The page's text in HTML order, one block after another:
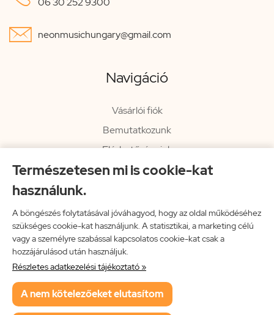
Természetesen mi is cookie-kat
használunk.
A böngészés folytatásával jóváhagyod, hogy az oldal működéséhez
szükséges cookie-kat használjunk. A statisztikai, a marketing célú
vagy a személyre szabással kapcsolatos cookie-kat csak a
hozzájárulásod után használjuk.
Részletes adatkezelési tájékoztató »
A nem kötelezőeket elutasítom
 neonmusichungary@gmail.com
Navigáció
Vásárlói fiók
Bemutatkozunk
Elérhetőségeink
Hírlevél
Impresszum
Vissza a főoldalra
Neon Music Hungary Bt.
ÁSZF
Adatkezelési tájékoztató